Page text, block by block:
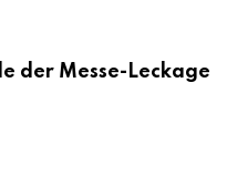
der Messe-Leckage